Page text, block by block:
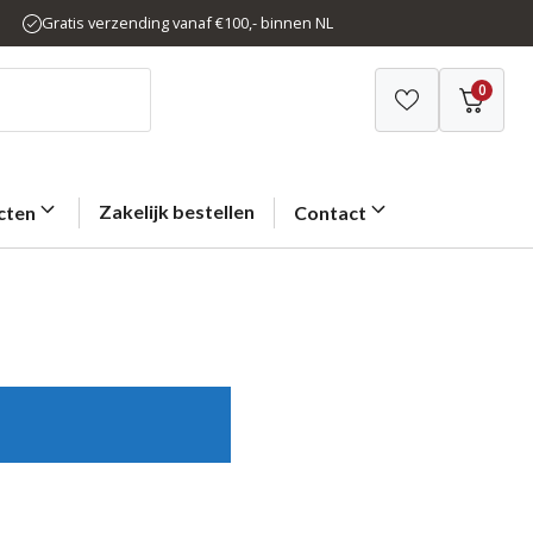
Gratis verzending vanaf €100,- binnen NL
0
Zakelijk bestellen Contact